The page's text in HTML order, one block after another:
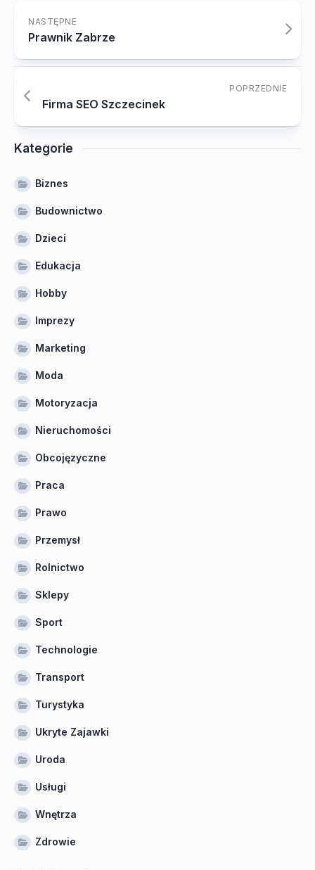
NASTĘPNE
Prawnik Zabrze
POPRZEDNIE
Firma SEO Szczecinek
Kategorie
Biznes
Budownictwo
Dzieci
Edukacja
Hobby
Imprezy
Marketing
Moda
Motoryzacja
Nieruchomości
Obcojęzyczne
Praca
Prawo
Przemysł
Rolnictwo
Sklepy
Sport
Technologie
Transport
Turystyka
Ukryte Zajawki
Uroda
Usługi
Wnętrza
Zdrowie